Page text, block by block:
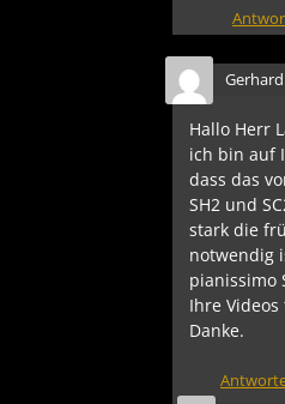
Gerhard
Hallo Herr
ich bin auf
dass das
SH2 und
stark die
notwendig
pianissimo
Ihre
Danke.